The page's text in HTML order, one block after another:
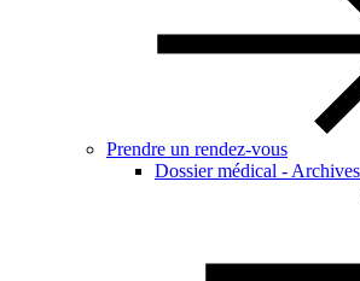
Prendre un rendez-vous
Dossier médical -